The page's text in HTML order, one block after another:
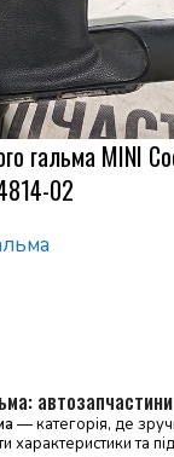
гальма MINI
02
— категорія, де
характеристики та